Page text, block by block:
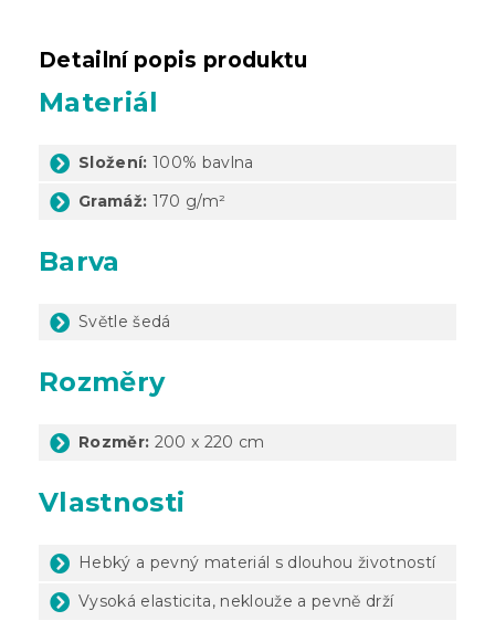
Detailní popis produktu
Materiál
Složení: 100% bavlna
Gramáž: 170 g/m²
Barva
Světle šedá
Rozměry
Rozměr: 200 x 220 cm
Vlastnosti
Hebký a pevný materiál s dlouhou životností
Vysoká elasticita, neklouže a pevně drží